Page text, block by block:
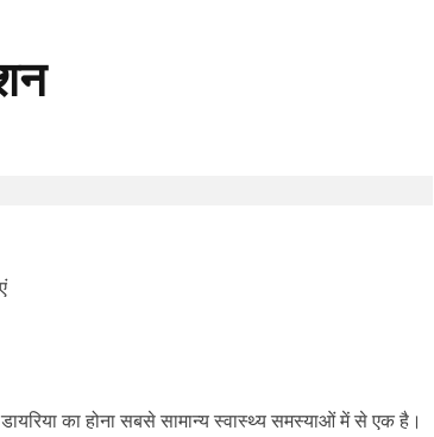
का होना सबसे सामान्य स्वास्थ्य समस्याओं में से एक है।